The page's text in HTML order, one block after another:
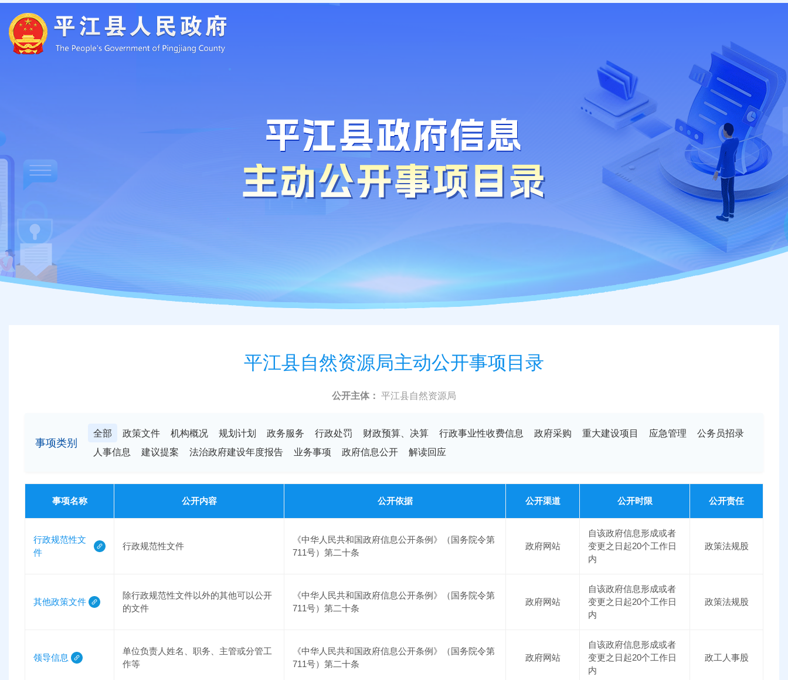
平江县自然资源局主动公开事项目录
公开主体： 平江县自然资源局
事项类别
全部 政策文件 机构概况 规划计划 政务服务 行政处罚 财政预算、决算 行政事业性收费信息 政府采购 重大建设项目 应急管理
公务员招录
人事信息
建议提案 法治政府建设年度报告 业务事项 政府信息公开 解读回应
事项名称 公开内容 公开依据 公开渠道 公开时限 公开责任
行政规范性文
件
行政规范性文件
《中华人民共和国政府信息公开条例》（国务院令第
711号）第二十条
政府网站
自该政府信息形成或者
变更之日起20个工作日
内
政策法规股
其他政策文件
除行政规范性文件以外的其他可以公开
的文件
《中华人民共和国政府信息公开条例》（国务院令第
711号）第二十条
政府网站
自该政府信息形成或者
变更之日起20个工作日
内
政策法规股
领导信息
单位负责人姓名、职务、主管或分管工
作等
《中华人民共和国政府信息公开条例》（国务院令第
711号）第二十条
政府网站
自该政府信息形成或者
变更之日起20个工作日
内
政工人事股